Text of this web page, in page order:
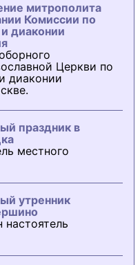
митрополита
Комиссии по
диаконии
Церкви по
диаконии
праздник в
местного
утренник